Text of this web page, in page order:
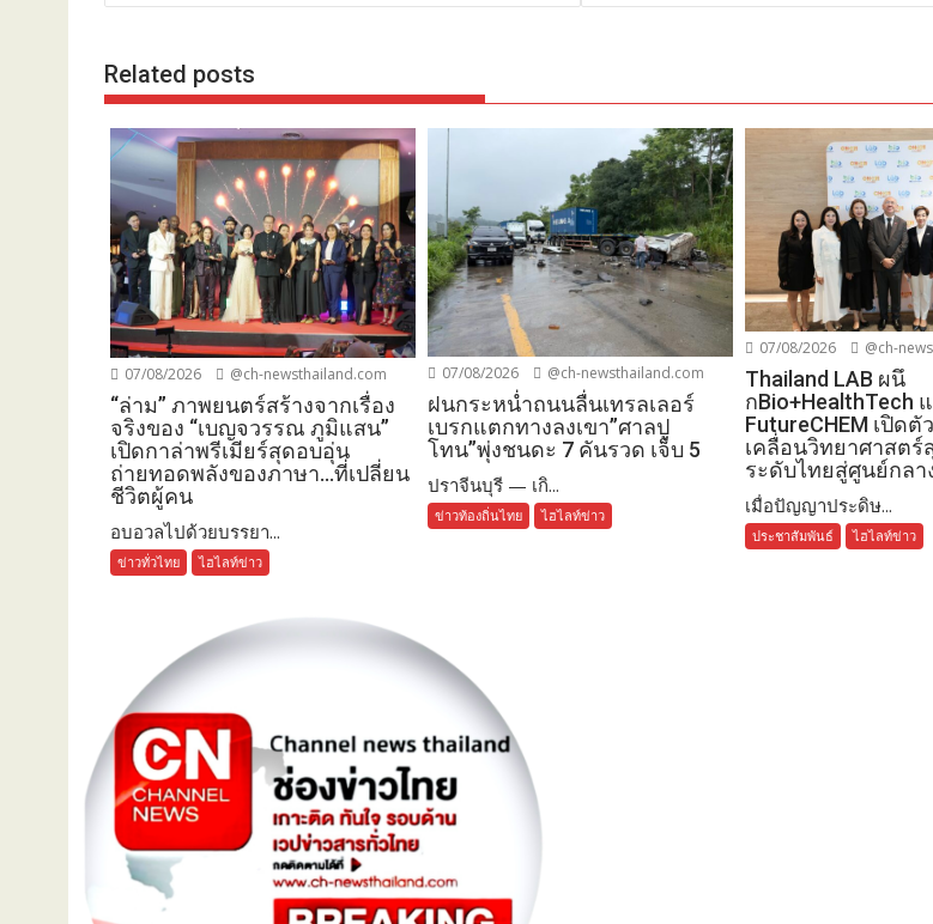
Related posts
07/08/2026 @ch-newsthailand.com
“ล่าม” ภาพยนตร์สร้างจากเรื่อง
จริงของ “เบญจวรรณ ภูมิแสน”
เปิดกาล่าพรีเมียร์สุดอบอุ่น
ถ่ายทอดพลังของภาษา…ที่เปลี่ยน
ชีวิตผู้คน
อบอวลไปด้วยบรรยา...
ข่าวทั่วไทย ไฮไลท์ข่าว
07/08/2026 @ch-newsthailand.com
ฝนกระหน่ำถนนลื่นเทรลเลอร์
เบรกแตกทางลงเขา”ศาลปู
โทน”พุ่งชนดะ 7 คันรวด เจ็บ 5
ปราจีนบุรี — เกิ...
ข่าวท้องถิ่นไทย ไฮไลท์ข่าว
07/08/2026 @ch-
Thailand LAB ผนึ
กBio+HealthTech
FutureCHEM เปิดตั
เคลื่อนวิทยาศาสตร์
ระดับไทยสู่ศูนย์กลา
เมื่อปัญญาประดิษ...
ประชาสัมพันธ์ ไฮไลท์ข่าว